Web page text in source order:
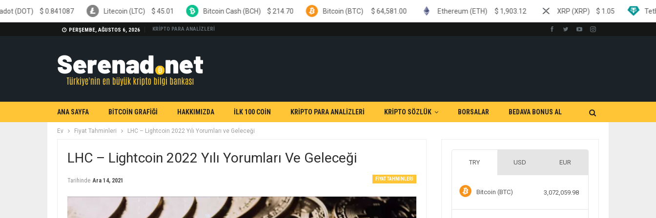
PERŞEMBE, AĞUSTOS 6, 2026 KRİPTO PARA ANALİZLERİ
ANA SAYFA BİTCOİN GRAFİĞİ HAKKIMIZDA İLK 100 COİN KRİPTO PARA ANALİZLERİ KRİPTO SÖZLÜK BORSALAR BEDAVA BONUS AL
Ev Fiyat Tahminleri LHC – Lightcoin 2022 Yılı Yorumları ve Geleceği
LHC – Lightcoin 2022 Yılı Yorumları Ve Geleceği
FIYAT TAHMINLERI
Tarihinde Ara 14, 2021
TRY USD EUR
Bitcoin (BTC) 3,072,059.98
Litecoin (LTC) $ 45.01 Bitcoin Cash (BCH) $214.70 Bitcoin (BTC) 64,581.00 Ethereum (ETH) $1,903.12 XRP (XRP) $1.05 Tether (USDT) $